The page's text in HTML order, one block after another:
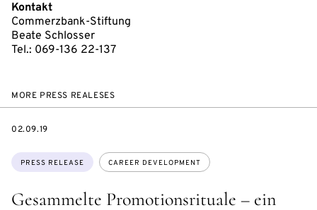
Kontakt
Commerzbank-Stiftung
Beate Schlosser
Tel.: 069-136 22-137
MORE PRESS REALESES
Gesammelte Promotionsrituale – ein
Topics:
PRESS RELEASE CAREER DEVELOPMENT
DATE
02.09.19